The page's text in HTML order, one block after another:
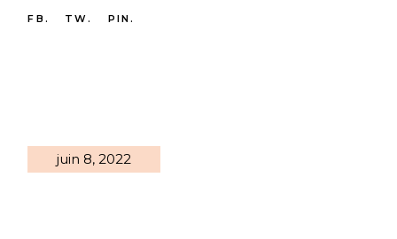
FB. TW. PIN.
juin 8, 2022